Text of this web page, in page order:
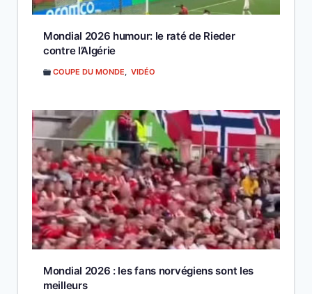
Mondial 2026 humour: le raté de Rieder
contre l’Algérie
COUPE DU MONDE, VIDÉO
Mondial 2026 : les fans norvégiens sont les
meilleurs